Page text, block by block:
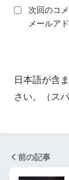
次回のコ
メールア
日本語が含
さい。（ス
前の記事